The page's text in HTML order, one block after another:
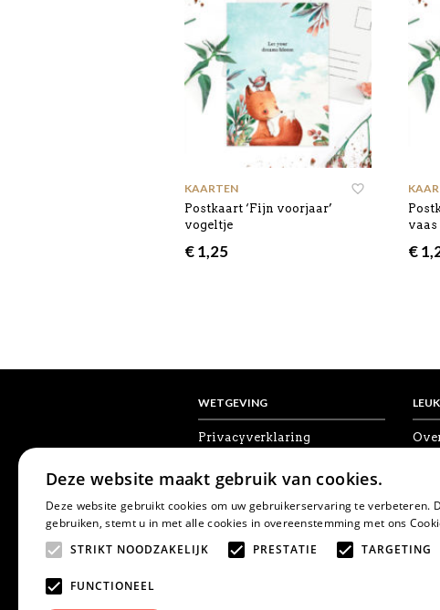
KAARTEN
Postkaart ‘Fijn voorjaar’
vogeltje
€1,25
vaas
€
WETGEVING
Privacyverklaring
Disclaimer
Cookies
Herroepingsrecht
Deze website maakt gebruik van cookies.
Deze website gebruikt cookies om uw gebruikerservaring te verbeteren.
gebruiken, stemt u in met alle cookies in overeenstemming met ons
STRIKT NOODZAKELIJK
PRESTATIE TARGETING
FUNCTIONEEL